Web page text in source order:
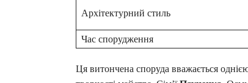
Архітектурний стиль
Час спорудження
Ця витончена споруда вважається